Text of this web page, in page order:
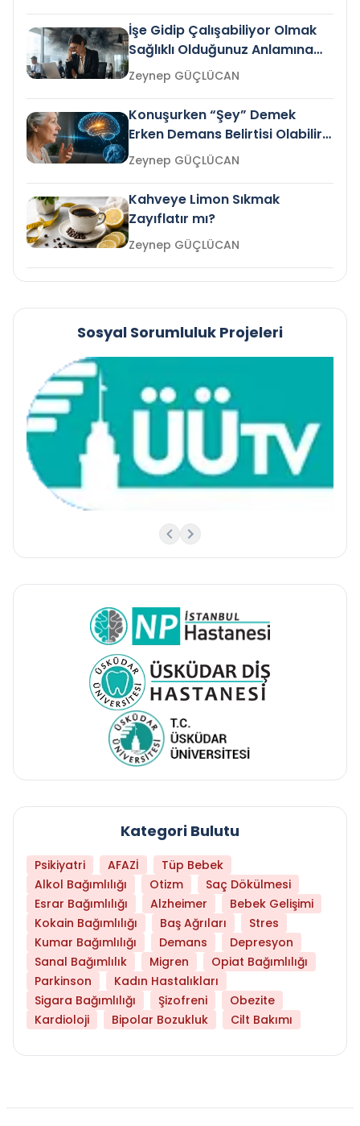
İşe Gidip Çalışabiliyor Olmak
Sağlıklı Olduğunuz Anlamına
Gelir mi?Zeynep GÜÇLÜCAN
Konuşurken “Şey” Demek
Erken Demans Belirtisi Olabilir
mi?
Zeynep GÜÇLÜCAN
Kahveye Limon Sıkmak
Zayıflatır mı?
Zeynep GÜÇLÜCAN
Sosyal Sorumluluk Projeleri
Kategori Bulutu
Psikiyatri AFAZİ
Tüp Bebek
Alkol Bağımlılığı
Otizm
Saç Dökülmesi
Esrar Bağımlılığı
Alzheimer
Bebek Gelişimi
Kokain Bağımlılığı
Baş Ağrıları
Stres
Kumar Bağımlılığı
Demans
Depresyon
Sanal Bağımlılık
Migren
Opiat Bağımlılığı
Parkinson
Kadın Hastalıkları
Sigara Bağımlılığı
Şizofreni
Obezite
Kardioloji
Bipolar Bozukluk Cilt Bakımı